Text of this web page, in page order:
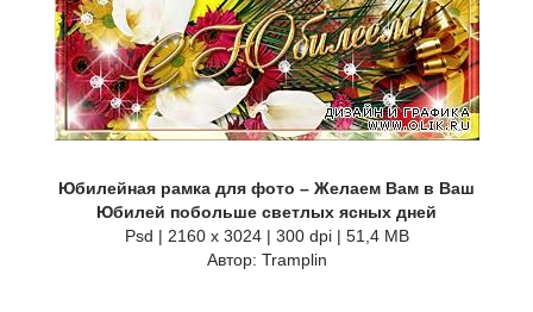
Юбилейная рамка для фото – Желаем Вам в Ваш
Юбилей побольше светлых ясных дней
Psd | 2160 x 3024 | 300 dpi | 51,4 MB
Автор: Tramplin